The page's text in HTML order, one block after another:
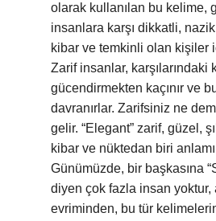
olarak kullanılan bu kelime,
insanlara karşı dikkatli,
kibar ve temkinli olan kişiler
Zarif insanlar, karşılarındaki
gücendirmekten kaçınır ve
davranırlar. Zarifsiniz ne
gelir. “Elegant” zarif, güzel,
kibar ve nüktedan biri
Günümüzde, bir başkasına
diyen çok fazla insan yoktur,
evriminden, bu tür